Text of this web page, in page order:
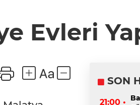
Evleri
SON
21:00 •